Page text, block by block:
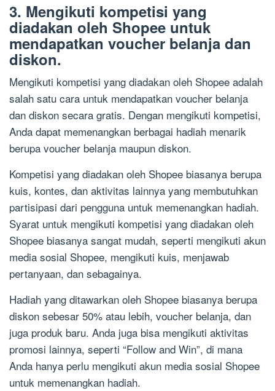
3. Mengikuti kompetisi yang
diadakan oleh Shopee untuk
mendapatkan voucher belanja dan
diskon.
Mengikuti kompetisi yang diadakan oleh Shopee adalah
salah satu cara untuk mendapatkan voucher belanja
dan diskon secara gratis. Dengan mengikuti kompetisi,
Anda dapat memenangkan berbagai hadiah menarik
berupa voucher belanja maupun diskon.
Kompetisi yang diadakan oleh Shopee biasanya berupa
kuis, kontes, dan aktivitas lainnya yang membutuhkan
partisipasi dari pengguna untuk memenangkan hadiah.
Syarat untuk mengikuti kompetisi yang diadakan oleh
Shopee biasanya sangat mudah, seperti mengikuti akun
media sosial Shopee, mengikuti kuis, menjawab
pertanyaan, dan sebagainya.
Hadiah yang ditawarkan oleh Shopee biasanya berupa
diskon sebesar 50% atau lebih, voucher belanja, dan
juga produk baru. Anda juga bisa mengikuti aktivitas
promosi lainnya, seperti “Follow and Win”, di mana
Anda hanya perlu mengikuti akun media sosial Shopee
untuk memenangkan hadiah.